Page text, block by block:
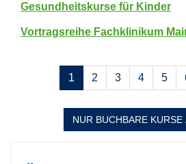
Gesundheitskurse für Kinder
Vortragsreihe Fachklinikum
Seiten
blättern
1 2 3 4 5
NUR BUCHBARE KURSE